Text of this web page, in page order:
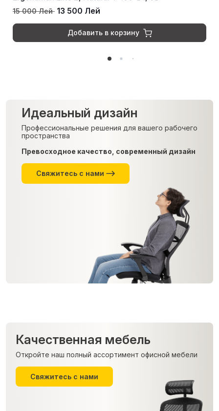
15 000 Лей 13 500 Лей
Добавить в корзину
Идеальный дизайн
Профессиональные решения для вашего рабочего
пространства
Превосходное качество, современный дизайн
Свяжитесь с нами
Качественная мебель
Откройте наш полный ассортимент офисной мебели
Свяжитесь с нами